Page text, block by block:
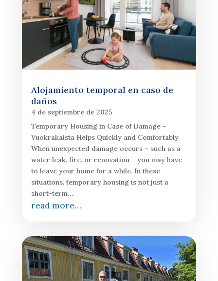
Alojamiento temporal en caso de
daños
4 de septiembre de 2025
Temporary Housing in Case of Damage –
Vuokrakaista Helps Quickly and Comfortably
When unexpected damage occurs – such as a
water leak, fire, or renovation – you may have
to leave your home for a while. In these
situations, temporary housing is not just a
short-term…
read more…